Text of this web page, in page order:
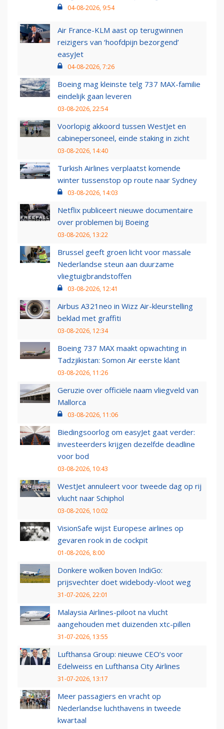
04-08-2026, 9:54
Air France-KLM aast op terugwinnen
reizigers van ‘hoofdpijn bezorgend’
easyJet
04-08-2026, 7:26
Boeing mag kleinste telg 737 MAX-familie
eindelijk gaan leveren
03-08-2026, 22:54
Voorlopig akkoord tussen WestJet en
cabinepersoneel, einde staking in zicht
03-08-2026, 14:40
Turkish Airlines verplaatst komende
winter tussenstop op route naar Sydney
03-08-2026, 14:03
Netflix publiceert nieuwe documentaire
over problemen bij Boeing
03-08-2026, 13:22
Brussel geeft groen licht voor massale
Nederlandse steun aan duurzame
vliegtuigbrandstoffen
03-08-2026, 12:41
Airbus A321neo in Wizz Air-kleurstelling
beklad met graffiti
03-08-2026, 12:34
Boeing 737 MAX maakt opwachting in
Tadzjikistan: Somon Air eerste klant
03-08-2026, 11:26
Geruzie over officiële naam vliegveld van
Mallorca
03-08-2026, 11:06
Biedingsoorlog om easyJet gaat verder:
investeerders krijgen dezelfde deadline
voor bod
03-08-2026, 10:43
WestJet annuleert voor tweede dag op rij
vlucht naar Schiphol
03-08-2026, 10:02
VisionSafe wijst Europese airlines op
gevaren rook in de cockpit
01-08-2026, 8:00
Donkere wolken boven IndiGo:
prijsvechter doet widebody-vloot weg
31-07-2026, 22:01
Malaysia Airlines-piloot na vlucht
aangehouden met duizenden xtc-pillen
31-07-2026, 13:55
Lufthansa Group: nieuwe CEO’s voor
Edelweiss en Lufthansa City Airlines
31-07-2026, 13:17
Meer passagiers en vracht op
Nederlandse luchthavens in tweede
kwartaal